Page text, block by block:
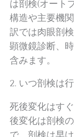
は剖検(オート
構造や主要機
訳では肉眼剖
顕微鏡診断、
含みます。
2. いつ剖検は
死後変化はす
後変化は剖検